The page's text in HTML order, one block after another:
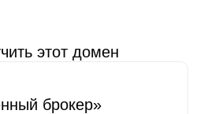
этот домен
брокер»